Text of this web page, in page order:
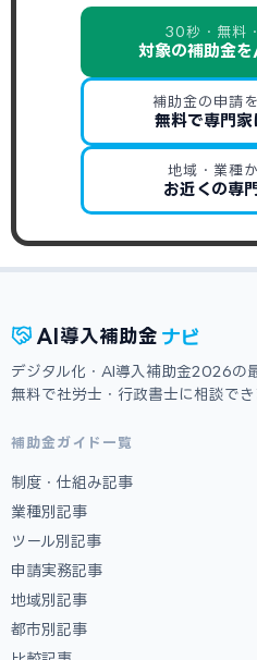
30秒・無料
対象の補助金
補助金の申請
無料で専門家
地域・業種
お近くの専
AI 導入補助金 ナビ
デジタル化・AI導入補助金2026の
無料で社労士・行政書士に相談でき
補助金ガイド一覧
制度・仕組み記事
業種別記事
ツール別記事
申請実務記事
地域別記事
都市別記事